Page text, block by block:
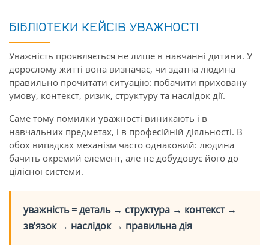
БІБЛІОТЕКИ КЕЙСІВ УВАЖНОСТІ
Уважність проявляється не лише в навчанні дитини. У
дорослому житті вона визначає, чи здатна людина
правильно прочитати ситуацію: побачити приховану
умову, контекст, ризик, структуру та наслідок дії.
Саме тому помилки уважності виникають і в
навчальних предметах, і в професійній діяльності. В
обох випадках механізм часто однаковий: людина
бачить окремий елемент, але не добудовує його до
цілісної системи.
уважність = деталь → структура → контекст →
зв’язок → наслідок → правильна дія